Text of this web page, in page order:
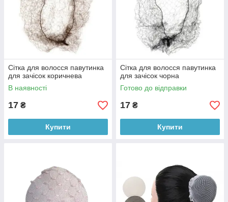
Сітка для волосся павутинка
для зачісок коричнева
В наявності
17 ₴
Купити
Сітка для волосся павутинка
для зачісок чорна
Готово до відправки
17 ₴
Купити